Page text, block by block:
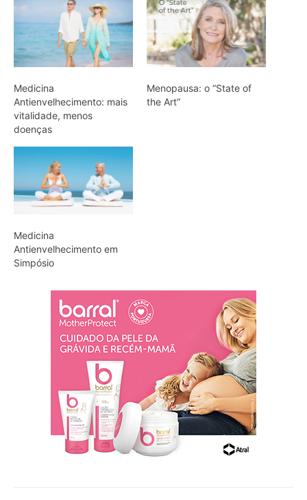
Medicina
Antienvelhecimento: mais
vitalidade, menos
doenças
Menopausa: o “State of
the Art”
Medicina
Antienvelhecimento em
Simpósio